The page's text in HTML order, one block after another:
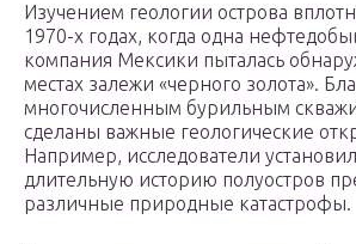
Изучением геологии острова
1970-х годах, когда одна
компания Мексики пыталась
местах залежи «черного золота».
многочисленным бурильным
сделаны важные геологические
Например, исследователи
длительную историю полуостров
различные природные катастрофы.